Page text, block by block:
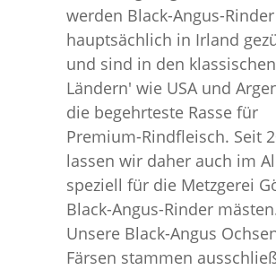
werden Black-Angus-Rinder
hauptsächlich in Irland
und sind in den
Ländern' wie USA und
die begehrteste Rasse für
Premium-Rindfleisch. Seit
lassen wir daher auch im
speziell für die Metzgerei
Black-Angus-Rinder
Unsere Black-Angus
Färsen stammen